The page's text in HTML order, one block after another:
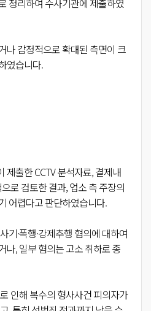
정리하여 수사기관에 제출하였
나 감정적으로 확대된 측면이 크
였습니다.
제출한 CCTV 분석자료, 결제내
로 검토한 결과, 업소 측 주장의
어렵다고 판단하였습니다.
기·폭행·강제추행 혐의에 대하여
나, 일부 혐의는 고소 취하로 종
인해 복수의 형사사건 피의자가